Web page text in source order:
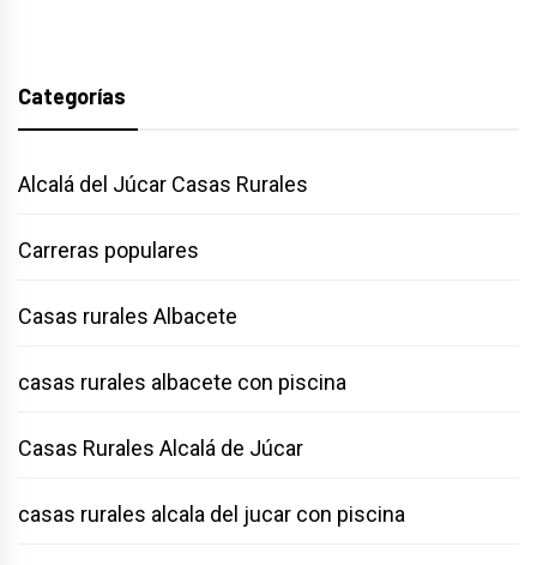
Categorías
Alcalá del Júcar Casas Rurales
Carreras populares
Casas rurales Albacete
casas rurales albacete con piscina
Casas Rurales Alcalá de Júcar
casas rurales alcala del jucar con piscina